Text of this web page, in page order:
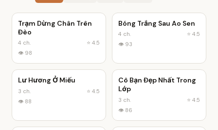
✓ Hoàn thành
Trạm Dừng Chân Trên
Đèo
4 ch. ⭐ 4.5
👁 98
✓ Hoàn thành
Bóng Trắng Sau Ao Sen
4 ch. ⭐ 4.5
👁 93
✓ Hoàn thành
Lư Hương Ở Miếu
3 ch. ⭐ 4.5
👁 88
✓ Hoàn thành
Cô Bạn Đẹp Nhất Trong
Lớp
3 ch. ⭐ 4.5
👁 86